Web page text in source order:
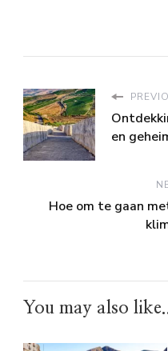
en
Hoe om te gaan
You may also